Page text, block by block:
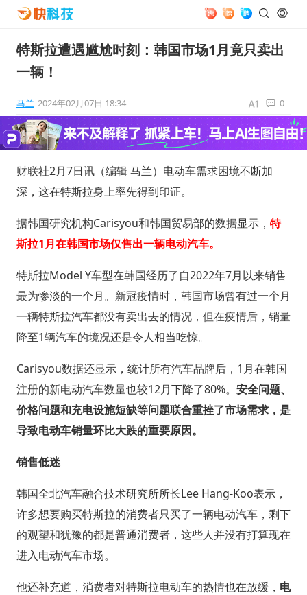
特斯拉遭遇尴尬时刻：韩国市场1月竟只卖出
一辆！
马兰 2024年02月07日 18:34 0
财联社2月7日讯（编辑 马兰）电动车需求困境不断加
深，这在特斯拉身上率先得到印证。
据韩国研究机构Carisyou和韩国贸易部的数据显示， 特
斯拉1月在韩国市场仅售出一辆电动汽车。
特斯拉Model Y车型在韩国经历了自2022年7月以来销售
最为惨淡的一个月。新冠疫情时，韩国市场曾有过一个月
一辆特斯拉汽车都没有卖出去的情况，但在疫情后，销量
降至1辆汽车的境况还是令人相当吃惊。
Carisyou数据还显示，统计所有汽车品牌后，1月在韩国
注册的新电动汽车数量也较12月下降了80%。 安全问题、
价格问题和充电设施短缺等问题联合重挫了市场需求，是
导致电动车销量环比大跌的重要原因。
销售低迷
韩国全北汽车融合技术研究所所长Lee Hang-Koo表示，
许多想要购买特斯拉的消费者只买了一辆电动汽车，剩下
的观望和犹豫的都是普通消费者，这些人并没有打算现在
进入电动汽车市场。
他还补充道，消费者对特斯拉电动车的热情也在放缓， 电